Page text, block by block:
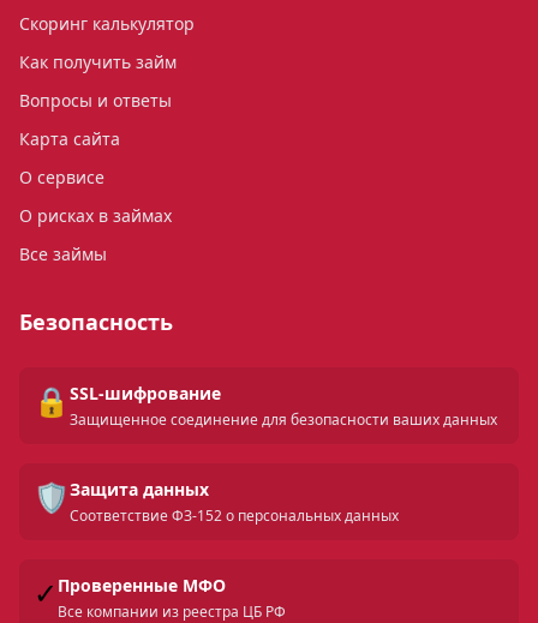
Скоринг калькулятор
Как получить займ
Вопросы и ответы
Карта сайта
О сервисе
О рисках в займах
Все займы
Безопасность
🔒 SSL-шифрование
Защищенное соединение для безопасности ваших данных
🛡️ Защита данных
Соответствие ФЗ-152 о персональных данных
✓ Проверенные МФО
Все компании из реестра ЦБ РФ